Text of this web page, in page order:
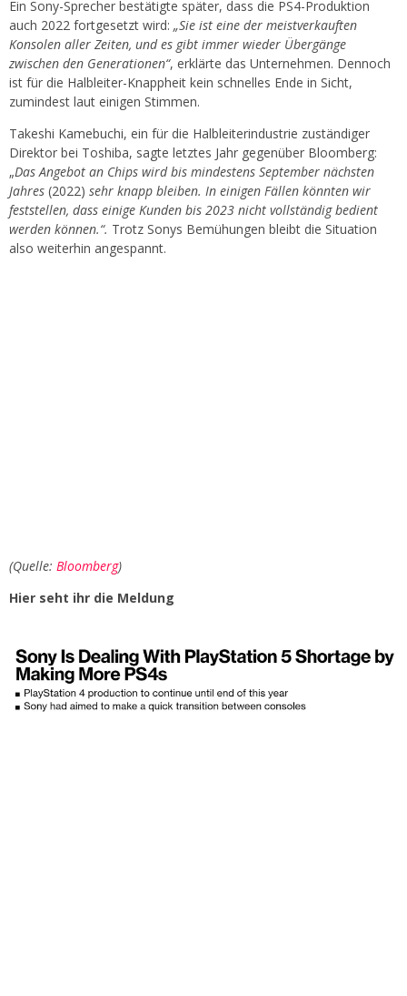
Ein Sony-Sprecher bestätigte später, dass die PS4-Produktion
auch 2022 fortgesetzt wird: „Sie ist eine der meistverkauften
Konsolen aller Zeiten, und es gibt immer wieder Übergänge
zwischen den Generationen“, erklärte das Unternehmen. Dennoch
ist für die Halbleiter-Knappheit kein schnelles Ende in Sicht,
zumindest laut einigen Stimmen.
Takeshi Kamebuchi, ein für die Halbleiterindustrie zuständiger
Direktor bei Toshiba, sagte letztes Jahr gegenüber Bloomberg:
„Das Angebot an Chips wird bis mindestens September nächsten
Jahres (2022) sehr knapp bleiben. In einigen Fällen könnten wir
feststellen, dass einige Kunden bis 2023 nicht vollständig bedient
werden können.“. Trotz Sonys Bemühungen bleibt die Situation
also weiterhin angespannt.
(Quelle: Bloomberg)
Hier seht ihr die Meldung